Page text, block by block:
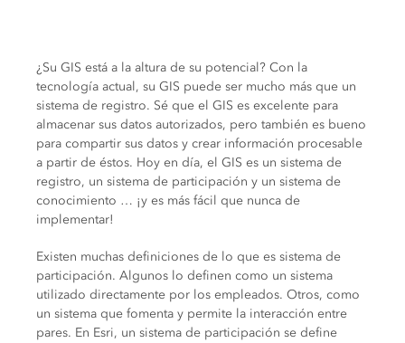
¿Su GIS está a la altura de su potencial? Con la
tecnología actual, su GIS puede ser mucho más que un
sistema de registro. Sé que el GIS es excelente para
almacenar sus datos autorizados, pero también es bueno
para compartir sus datos y crear información procesable
a partir de éstos. Hoy en día, el GIS es un sistema de
registro, un sistema de participación y un sistema de
conocimiento … ¡y es más fácil que nunca de
implementar!
Existen muchas definiciones de lo que es sistema de
participación. Algunos lo definen como un sistema
utilizado directamente por los empleados. Otros, como
un sistema que fomenta y permite la interacción entre
pares. En Esri, un sistema de participación se define